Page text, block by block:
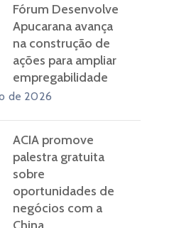
Fórum Desenvolve
Apucarana avança
na construção de
ações para ampliar
empregabilidade
de 2026
ACIA promove
palestra gratuita
sobre
oportunidades de
negócios com a